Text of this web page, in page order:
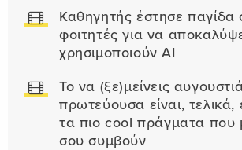
Καθηγητής έστησε παγίδα
φοιτητές για να
χρησιμοποιούν AI
Το να (ξε)μείνεις
πρωτεύουσα είναι,
τα πιο cool πράγματα που
σου συμβούν